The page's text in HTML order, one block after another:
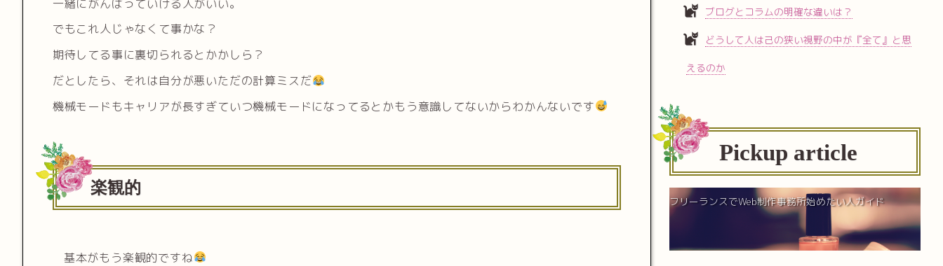
一緒にがんばっていける人がいい。
でもこれ人じゃなくて事かな？
期待してる事に裏切られるとかかしら？
だとしたら、それは自分が悪いただの計算ミスだ
機械モードもキャリアが長すぎていつ機械モードになってるとかもう意識してないからわかんないです
楽観的
基本がもう楽観的ですね
ブログとコラムの明確な違いは？
どうして人は己の狭い視野の中が『全て』と思
えるのか
Pickup article
フリーランスでWeb制作事務所始めたい人ガイド